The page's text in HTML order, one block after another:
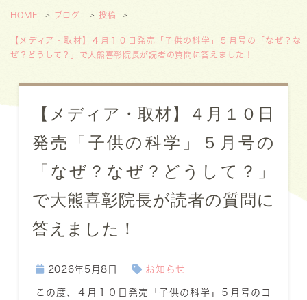
HOME ブログ 投稿
【メディア・取材】４月１０日発売「子供の科学」５月号の「なぜ？な
ぜ？どうして？」で大熊喜彰院長が読者の質問に答えました！
【メディア・取材】４月１０日
発売「子供の科学」５月号の
「なぜ？なぜ？どうして？」
で大熊喜彰院長が読者の質問に
答えました！
2026年5月8日 お知らせ
この度、４月１０日発売「子供の科学」５月号のコ